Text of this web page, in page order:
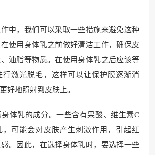
中，我们可以采取一些措施来避免这种
使用身体乳之前做好清洁工作，确保皮
油脂等物质。在使用身体乳之后应该等
行激光脱毛，这样可以让保护膜逐渐消
好地照射到皮肤上。
体乳的成分。一些含有果酸、维生素C
，可能会对皮肤产生刺激作用，引起红
。因此，在选择身体乳时，要选择一些